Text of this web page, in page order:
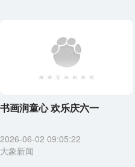
书画润童心 欢乐庆六一
2026-06-02 09:05:22
大象新闻